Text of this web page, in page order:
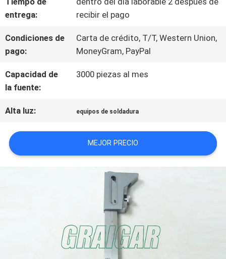
POLÍTICA
PRIVACIDAD
entrega:
recibir el pago
Condiciones de
pago:
Carta de crédito, T/T, Western Union,
MoneyGram, PayPal
Capacidad de
la fuente:
3000 piezas al mes
Alta luz: equipos de soldadura
MEJOR PRECIO